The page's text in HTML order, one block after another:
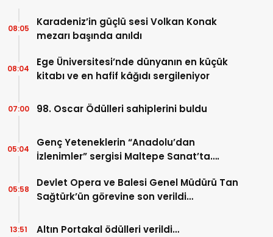
Karadeniz’in güçlü sesi Volkan Konak
mezarı başında anıldı
08:05
Ege Üniversitesi’nde dünyanın en küçük
kitabı ve en hafif kâğıdı sergileniyor
08:04
98. Oscar Ödülleri sahiplerini buldu
07:00
Genç Yeteneklerin “Anadolu’dan
İzlenimler” sergisi Maltepe Sanat’ta….
05:04
Devlet Opera ve Balesi Genel Müdürü Tan
Sağtürk’ün görevine son verildi…
05:58
Altın Portakal ödülleri verildi…
13:51